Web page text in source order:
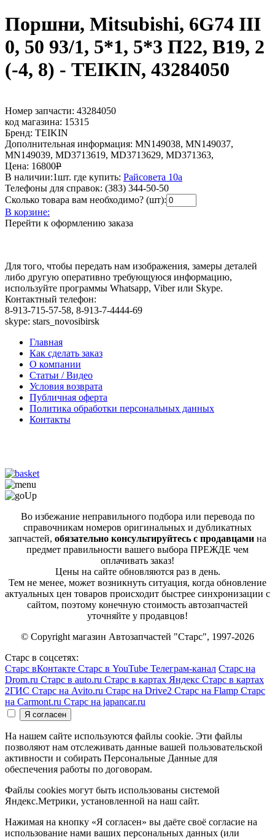
Поршни, Mitsubishi, 6G74 III
0, 50 93/1, 5*1, 5*3 П22, В19, 2
(-4, 8) - TEIKIN, 43284050
Номер запчасти: 43284050
код магазина: 15315
Бренд: TEIKIN
Дополнительная информация: MN149038, MN149037,
MN149039, MD3713619, MD3713629, MD371363,
Цена: 16800Р
В наличии:1шт. где купить: Райсовета 10а
Телефоны для справок: (383) 344-50-50
Сколько товара вам необходимо? (шт):
В корзине:
Перейти к оформлению заказа
Для того, чтобы передать нам изображения, замеры деталей
либо другую оперативно требующуюся информацию,
используйте программы Whatsapp, Viber или Skype.
Контактный телефон:
8-913-715-57-58, 8-913-7-4444-69
skype: stars_novosibirsk
Главная
Как сделать заказ
О компании
Статьи / Видео
Условия возврата
Публичная оферта
Политика обработки персональных данных
Контакты
Во избежание неправильного подбора или перевода по
справочникам номеров оригинальных и дубликатных
запчастей, обязательно консультируйтесь с продавцами на
предмет правильности вашего выбора ПРЕЖДЕ чем
оплачивать заказ!
Цены на сайте обновляются раз в день.
Тем не менее, может возникнуть ситуация, когда обновление
актуальных цен товаров происходит быстрее синхронизации с
сайтом, поэтому конечную стоимость автозапчастей
уточняйте у продавцов!
© Copyright магазин Автозапчастей "Старс", 1997-2026
Старс в соцсетях:
Старс вКонтакте Старс в YouTube Телеграм-канал Старс на
Drom.ru Старс в auto.ru Старс в картах Яндекс Старс в картах
2ГИС Старс на Avito.ru Старс на Drive2 Старс на Flamp Старс
на Carmont.ru Старс на japancar.ru
На нашем сайте используются файлы cookie. Эти файлы
позволяют нам отслеживать данные вашей пользовательской
активности и собирать Персональные Данные для
обеспечения работы по договорам.
Файлы cookies могут быть использованы системой
Яндекс.Метрики, установленной на наш сайт.
Нажимая на кнопку «Я согласен» вы даёте своё согласие на
использование нами ваших персональных данных (или